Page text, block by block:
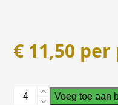
€ 11,50 per
NatuurlijkVoeg toe aan